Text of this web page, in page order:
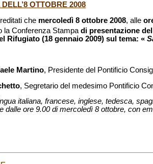
OTTOBRE 2008
che mercoledì 8 ottobre 2008, alle
la Conferenza Stampa di presentazione
Rifugiato (18 gennaio 2009) sul tema: «
Martino, Presidente del Pontificio
, Segretario del medesimo Pontificio
italiana, francese, inglese, tedesca,
dalle ore 9.00 di mercoledì 8 ottobre, con